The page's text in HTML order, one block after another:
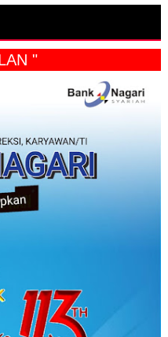
" IKLAN "